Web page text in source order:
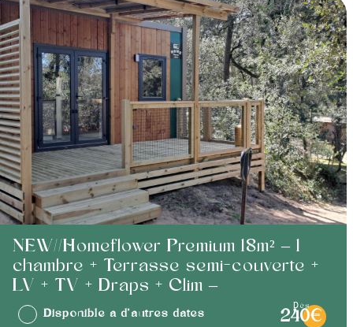
NEW//Homeflower Premium 18m² – 1
chambre + Terrasse semi-couverte +
LV + TV + Draps + Clim –
Disponible à d'autres dates
dès
240€